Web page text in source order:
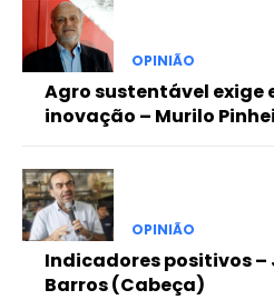
OPINIÃO
Agro sustentável exige
inovação – Murilo
OPINIÃO
Indicadores positivos –
Barros (Cabeça)